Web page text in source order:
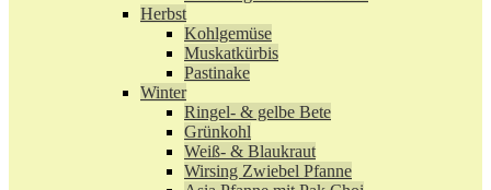
Herbst
Kohlgemüse
Muskatkürbis
Pastinake
Winter
Ringel- & gelbe Bete
Grünkohl
Weiß- & Blaukraut
Wirsing Zwiebel Pfanne